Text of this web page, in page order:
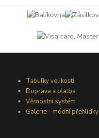
Tabulky velikostí
Doprava a platba
Věrnostní systém
Galerie - módní přehlídky